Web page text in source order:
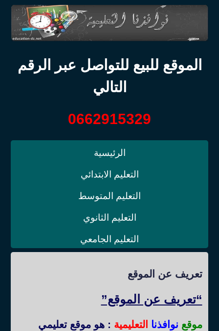
الموقع للبيع للتواصل عبر الرقم
التالي
0662915329
الرئيسية
التعليم الابتدائي
التعليم المتوسط
التعليم الثانوي
التعليم الجامعي
تعريف عن الموقع
“تعريف عن الموقع”
موقع نوافذنا التعليمية : هو موقع تعليمي